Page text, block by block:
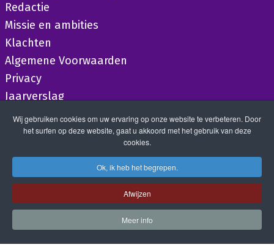
Redactie
Missie en ambities
Klachten
Algemene Voorwaarden
Privacy
Jaarverslag
Wij gebruiken cookies om uw ervaring op onze website te verbeteren. Door
het surfen op deze website, gaat u akkoord met het gebruik van deze
cookies.
Ok, ik heb het begrepen.
Afwijzen
Meer info